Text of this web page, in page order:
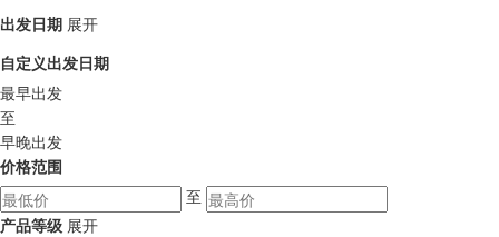
出发日期 展开
自定义出发日期
最早出发
至
早晚出发
价格范围
至
产品等级 展开